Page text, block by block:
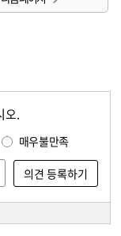
오.
매우불만족